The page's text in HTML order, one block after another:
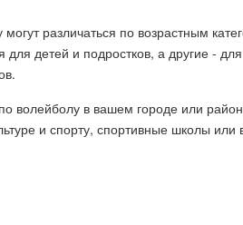
различаться по возрастным
детей и подростков, а другие -
волейболу в вашем городе или
и спорту, спортивные школы